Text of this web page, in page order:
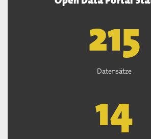
218
Datensätze
14